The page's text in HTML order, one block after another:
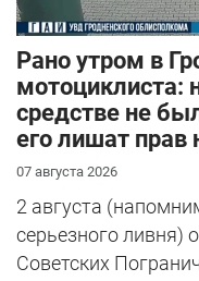
Рано утром в
мотоциклиста:
средстве не
его лишат прав
07 августа 2026
2 августа
серьезного ливня)
Советских